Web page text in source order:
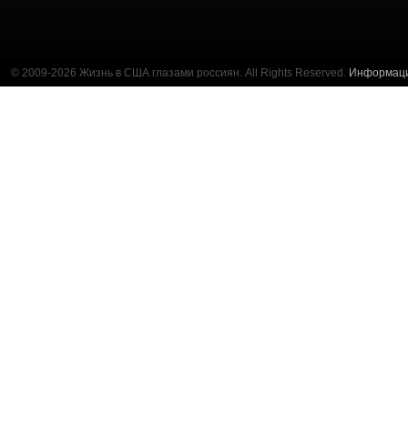
© 2009-2026 Жизнь в США глазами россиян. All Rights Reserved.